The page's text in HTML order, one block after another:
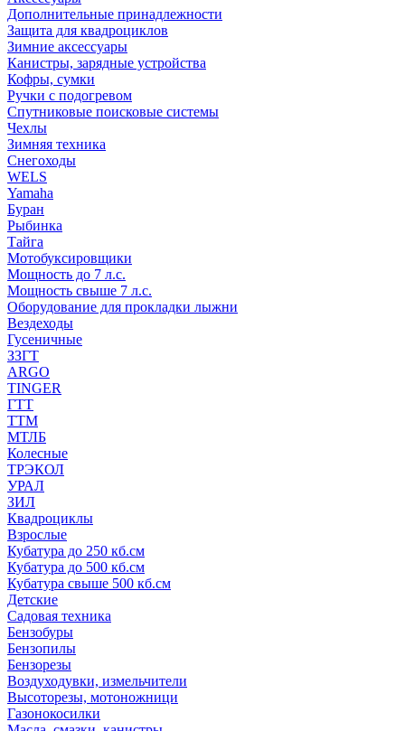
Дополнительные принадлежности
Защита для квадроциклов
Зимние аксессуары
Канистры, зарядные устройства
Кофры, сумки
Ручки с подогревом
Спутниковые поисковые системы
Чехлы
Зимняя техника
Снегоходы
WELS
Yamaha
Буран
Рыбинка
Тайга
Мотобуксировщики
Мощность до 7 л.с.
Мощность свыше 7 л.с.
Оборудование для прокладки лыжни
Вездеходы
Гусеничные
ЗЗГТ
ARGO
TINGER
ГТТ
ТТМ
МТЛБ
Колесные
ТРЭКОЛ
УРАЛ
ЗИЛ
Квадроциклы
Взрослые
Кубатура до 250 кб.см
Кубатура до 500 кб.см
Кубатура свыше 500 кб.см
Детские
Садовая техника
Бензобуры
Бензопилы
Бензорезы
Воздуходувки, измельчители
Высоторезы, мотоножници
Газонокосилки